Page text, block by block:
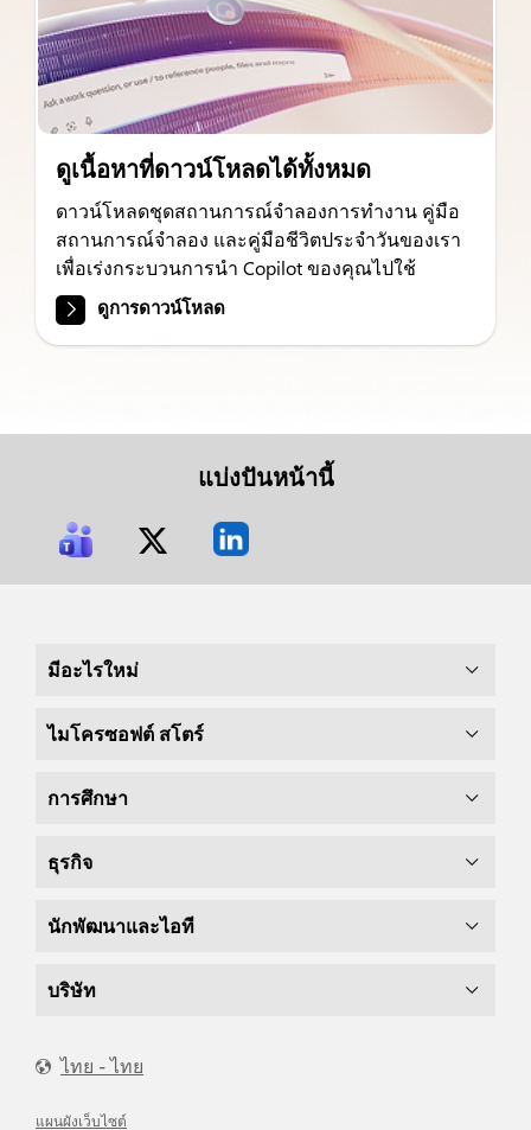
ดูเนื้อหาที่ดาวน์โหลดได้ทั้งหมด
ดาวน์โหลดชุดสถานการณ์จำลองการทำงาน คู่มือ
สถานการณ์จำลอง และคู่มือชีวิตประจำวันของเรา
เพื่อเร่งกระบวนการนำ Copilot ของคุณไปใช้
ดูการดาวน์โหลด
แบ่งปันหน้านี้
มีอะไรใหม่
ไมโครซอฟต์ สโตร์
การศึกษา
ธุรกิจ
นักพัฒนาและไอที
บริษัท
ไทย - ไทย
แผนผังเว็บไซต์